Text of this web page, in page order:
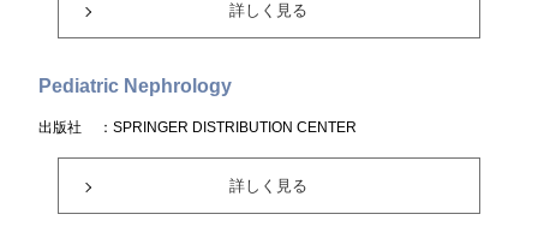
詳しく見る
Pediatric Nephrology
出版社 ：SPRINGER DISTRIBUTION CENTER
詳しく見る